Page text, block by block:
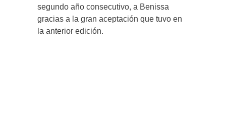
segundo año consecutivo, a Benissa
gracias a la gran aceptación que tuvo en
la anterior edición.